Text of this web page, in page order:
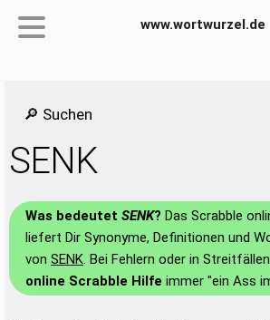
www.wortwurzel.de
🔎 Suchen
SENK
Was bedeutet SENK? Das Scrabble
liefert Dir Synonyme, Definitionen und
von SENK. Bei Fehlern oder in
online Scrabble Hilfe immer "ein Ass